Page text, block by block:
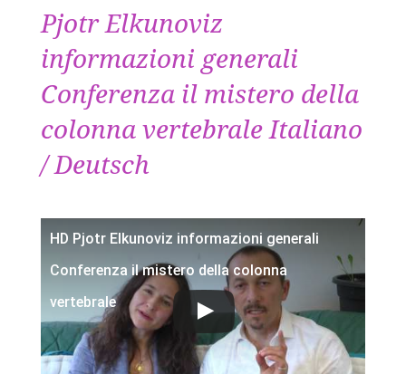
Pjotr Elkunoviz
informazioni generali
Conferenza il mistero della
colonna vertebrale Italiano
/ Deutsch
HD Pjotr Elkunoviz informazioni generali
Conferenza il mistero della colonna
vertebrale